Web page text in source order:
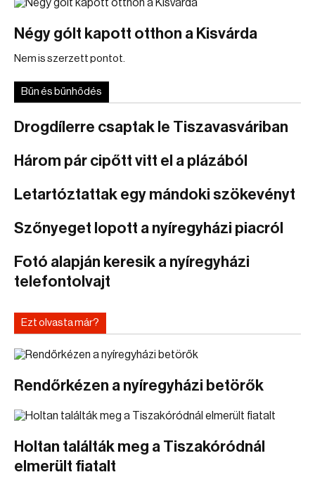
Négy gólt kapott otthon a Kisvárda
Nem is szerzett pontot.
Bűn és bűnhődés
Drogdílerre csaptak le Tiszavasváriban
Három pár cipőtt vitt el a plázából
Letartóztattak egy mándoki szökevényt
Szőnyeget lopott a nyíregyházi piacról
Fotó alapján keresik a nyíregyházi
telefontolvajt
Ezt olvasta már?
Rendőrkézen a nyíregyházi betörők
Holtan találták meg a Tiszakóródnál
elmerült fiatalt